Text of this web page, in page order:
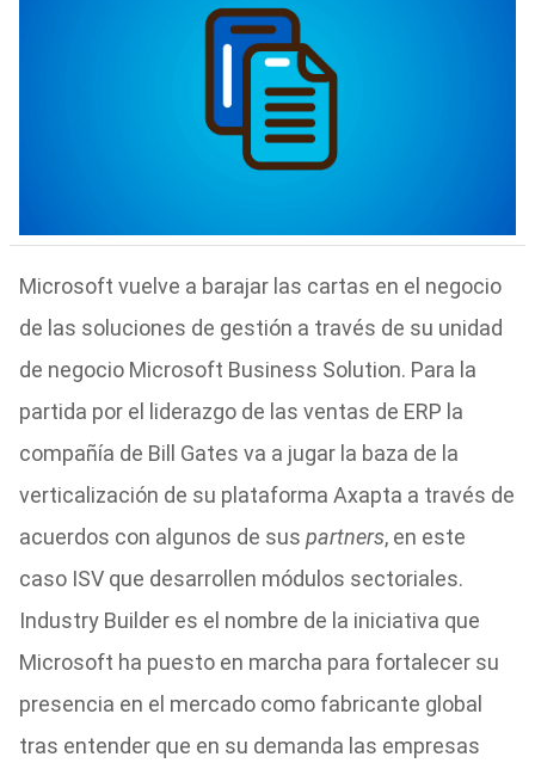
Microsoft vuelve a barajar las cartas en el negocio
de las soluciones de gestión a través de su unidad
de negocio Microsoft Business Solution. Para la
partida por el liderazgo de las ventas de ERP la
compañía de Bill Gates va a jugar la baza de la
verticalización de su plataforma Axapta a través de
acuerdos con algunos de sus partners, en este
caso ISV que desarrollen módulos sectoriales.
Industry Builder es el nombre de la iniciativa que
Microsoft ha puesto en marcha para fortalecer su
presencia en el mercado como fabricante global
tras entender que en su demanda las empresas